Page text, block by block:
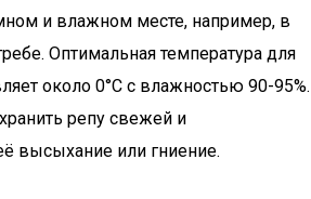
и влажном месте, например, в
Оптимальная температура для
около 0°C с влажностью 90-95%.
репу свежей и
высыхание или гниение.